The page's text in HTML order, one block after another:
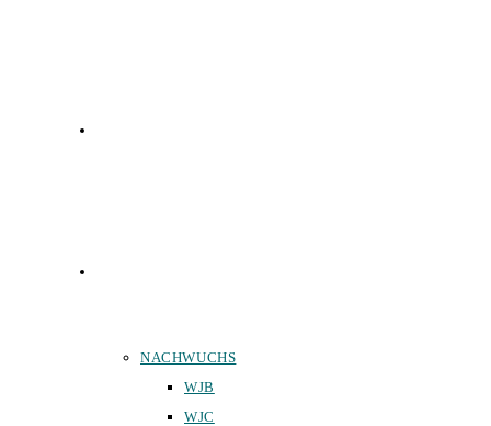
NACHWUCHS
WJB
WJC